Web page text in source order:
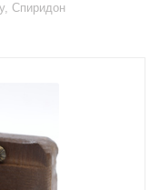
Спиридон